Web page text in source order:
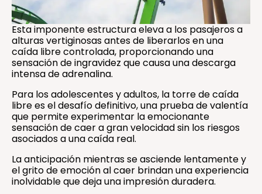
Esta imponente estructura eleva a los pasajeros a
alturas vertiginosas antes de liberarlos en una
caída libre controlada, proporcionando una
sensación de ingravidez que causa una descarga
intensa de adrenalina.
Para los adolescentes y adultos, la torre de caída
libre es el desafío definitivo, una prueba de valentía
que permite experimentar la emocionante
sensación de caer a gran velocidad sin los riesgos
asociados a una caída real.
La anticipación mientras se asciende lentamente y
el grito de emoción al caer brindan una experiencia
inolvidable que deja una impresión duradera.